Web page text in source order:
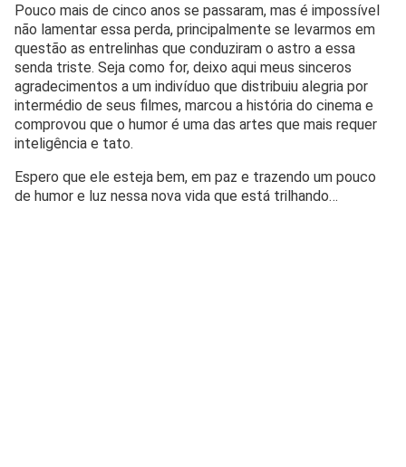
Pouco mais de cinco anos se passaram, mas é impossível
não lamentar essa perda, principalmente se levarmos em
questão as entrelinhas que conduziram o astro a essa
senda triste. Seja como for, deixo aqui meus sinceros
agradecimentos a um indivíduo que distribuiu alegria por
intermédio de seus filmes, marcou a história do cinema e
comprovou que o humor é uma das artes que mais requer
inteligência e tato.
Espero que ele esteja bem, em paz e trazendo um pouco
de humor e luz nessa nova vida que está trilhando…